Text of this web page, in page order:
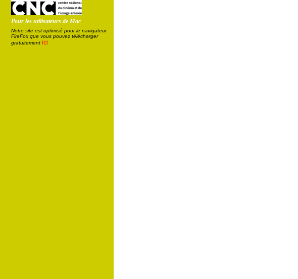
Pour les utilisateurs de Mac
Notre site est optimisé pour le navigateur
FireFox que vous pouvez télécharger
gratuitement ici